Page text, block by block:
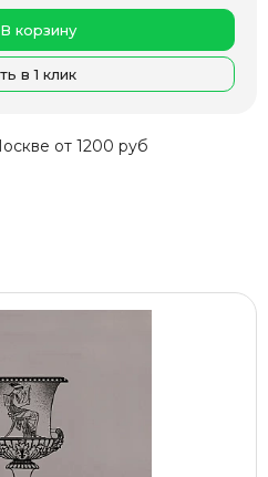
В корзину
в 1 клик
от 1200 руб